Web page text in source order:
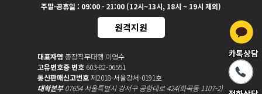
주말·공휴일 : 09:00 - 21:00 (12시~13시, 18시 ~ 19시 제외)
원격지원
대표자명 총장직무대행 이영수
고유번호증 번호 603-82-06551
통신판매신고번호제2018-서울강서-0191호
대학본부07654 서울특별시 강서구 공항대로 424(화곡동 1107-2)
카톡상담